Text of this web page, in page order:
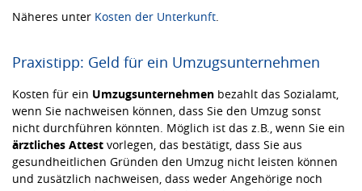
Näheres unter Kosten der Unterkunft
Praxistipp: Geld für ein Umzugsunternehmen
Kosten für ein Umzugsunternehmen bezahlt das Sozialamt,
wenn Sie nachweisen können, dass Sie den Umzug sonst
nicht durchführen könnten. Möglich ist das z.B., wenn Sie ein
ärztliches Attest vorlegen, das bestätigt, dass Sie aus
gesundheitlichen Gründen den Umzug nicht leisten können
und zusätzlich nachweisen, dass weder Angehörige noch